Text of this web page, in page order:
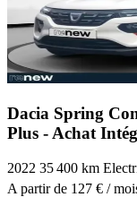
Dacia Spring
Plus - Achat
2022 35 400 km
A partir de 127 € /